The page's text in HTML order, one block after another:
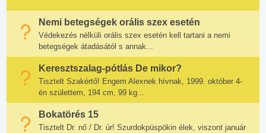
Nemi betegségek orális szex esetén
Védekezés nélküli orális szex esetén kell tartani a nemi
betegségek átadásától s annak...
Keresztszalag-pótlás De mikor?
Tisztelt Szakértő! Engem Alexnek hívnak, 1999. október 4-
én születtem, 194 cm, 99 kg...
Bokatörés 15
Tisztelt Dr. nő / Dr. úr! Szurdokpüspökin élek, viszont január